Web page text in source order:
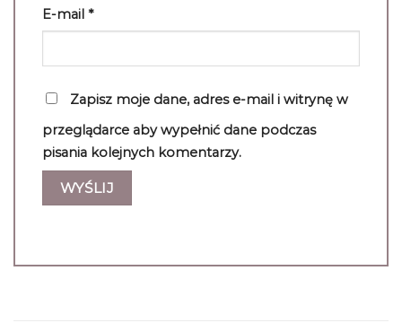
E-mail *
Zapisz moje dane, adres e-mail i witrynę w
przeglądarce aby wypełnić dane podczas
pisania kolejnych komentarzy.